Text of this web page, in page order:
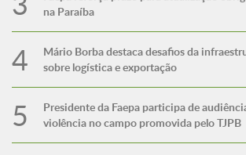
na Paraíba
Mário Borba destaca desafios da
sobre logística e exportação
Presidente da Faepa participa de
violência no campo promovida pelo TJPB